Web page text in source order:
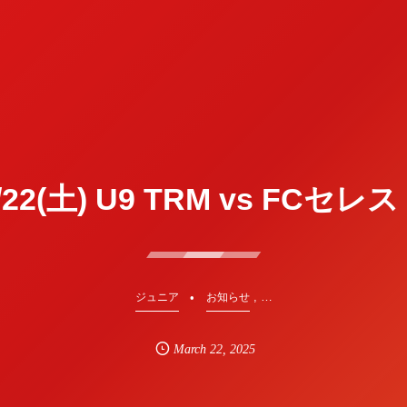
土) U9 TRM vs FCセレス
ジュニア お知らせ, …
March 22, 2025